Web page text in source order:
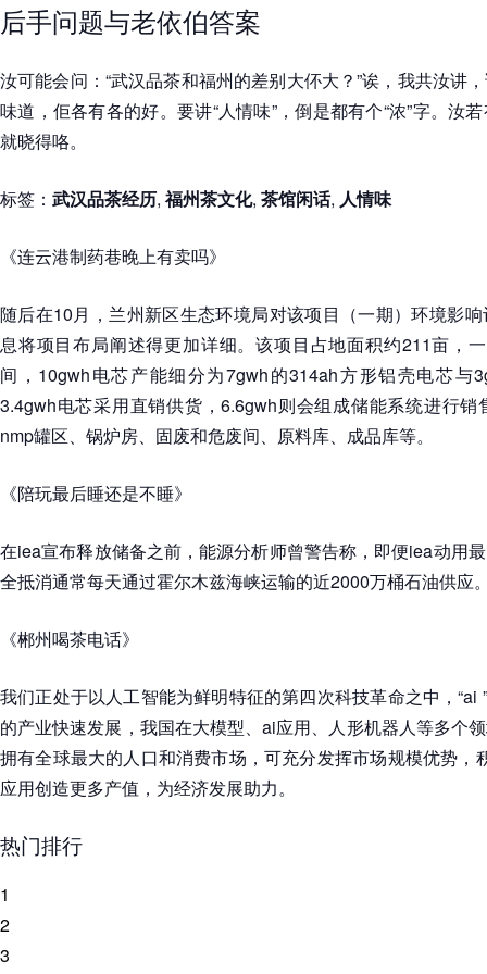
后手问题与老依伯答案
汝可能会问：“武汉品茶和福州的差别大伓大？”诶，我共汝讲
味道，佢各有各的好。要讲“人情味”，倒是都有个“浓”字。汝
就晓得咯。
标签： 武汉品茶经历, 福州茶文化, 茶馆闲话, 人情味
《连云港制药巷晚上有卖吗》
随后在10月，兰州新区生态环境局对该项目（一期）环境影
息将项目布局阐述得更加详细。该项目占地面积约211亩，
间，10gwh电芯产能细分为7gwh的314ah方形铝壳电芯与
3.4gwh电芯采用直销供货，6.6gwh则会组成储能系统进行
nmp罐区、锅炉房、固废和危废间、原料库、成品库等。
《陪玩最后睡还是不睡》
在iea宣布释放储备之前，能源分析师曾警告称，即便iea动用
全抵消通常每天通过霍尔木兹海峡运输的近2000万桶石油供应
《郴州喝茶电话》
我们正处于以人工智能为鲜明特征的第四次科技革命之中，“ai
的产业快速发展，我国在大模型、ai应用、人形机器人等多个
拥有全球最大的人口和消费市场，可充分发挥市场规模优势，
应用创造更多产值，为经济发展助力。
热门排行
1
2
3